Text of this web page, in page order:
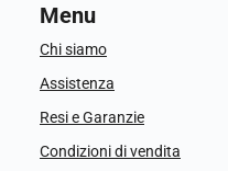
Menu
Chi siamo
Assistenza
Resi e Garanzie
Condizioni di vendita